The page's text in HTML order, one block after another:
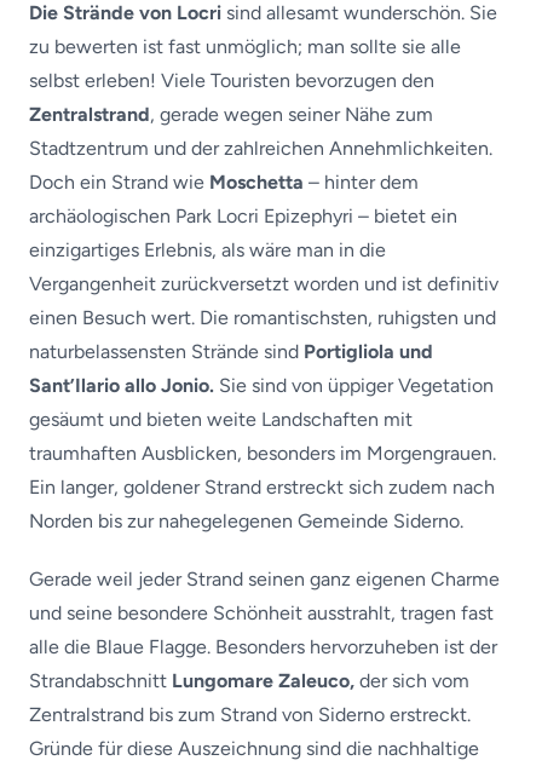
Die Strände von Locri sind allesamt wunderschön. Sie
zu bewerten ist fast unmöglich; man sollte sie alle
selbst erleben! Viele Touristen bevorzugen den
Zentralstrand, gerade wegen seiner Nähe zum
Stadtzentrum und der zahlreichen Annehmlichkeiten.
Doch ein Strand wie Moschetta – hinter dem
archäologischen Park Locri Epizephyri – bietet ein
einzigartiges Erlebnis, als wäre man in die
Vergangenheit zurückversetzt worden und ist definitiv
einen Besuch wert. Die romantischsten, ruhigsten und
naturbelassensten Strände sind Portigliola und
Sant’Ilario allo Jonio. Sie sind von üppiger Vegetation
gesäumt und bieten weite Landschaften mit
traumhaften Ausblicken, besonders im Morgengrauen.
Ein langer, goldener Strand erstreckt sich zudem nach
Norden bis zur nahegelegenen Gemeinde Siderno.
Gerade weil jeder Strand seinen ganz eigenen Charme
und seine besondere Schönheit ausstrahlt, tragen fast
alle die Blaue Flagge. Besonders hervorzuheben ist der
Strandabschnitt Lungomare Zaleuco, der sich vom
Zentralstrand bis zum Strand von Siderno erstreckt.
Gründe für diese Auszeichnung sind die nachhaltige